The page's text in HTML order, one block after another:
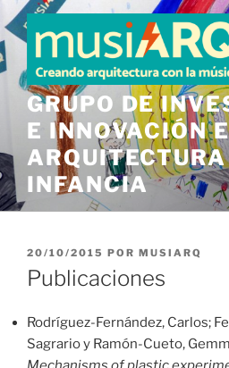
Saltar
al
contenido
GRUPO DE
E INNOVACIÓN
INFANCIA
PUBLICADO
EL
20/10/2015 POR MUSIARQ
Publicaciones
Rodríguez-Fernández, Carlos;
Sagrario y Ramón-Cueto,